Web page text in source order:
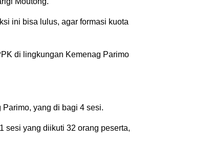
ini bisa lulus, agar formasi kuota
di lingkungan Kemenag Parimo
yang di bagi 4 sesi.
sesi yang diikuti 32 orang peserta,